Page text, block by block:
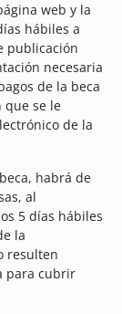
web y la
hábiles a
publicación
necesaria
de la beca
que se le
de la
habrá de
al
5 días hábiles
la
resulten
para cubrir